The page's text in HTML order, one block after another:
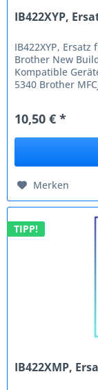
IB422XYP,
IB422XYP,
Brother New
Kompatible
5340 Brother
10,50 € *
Merken
TIPP!
IB422XMP,